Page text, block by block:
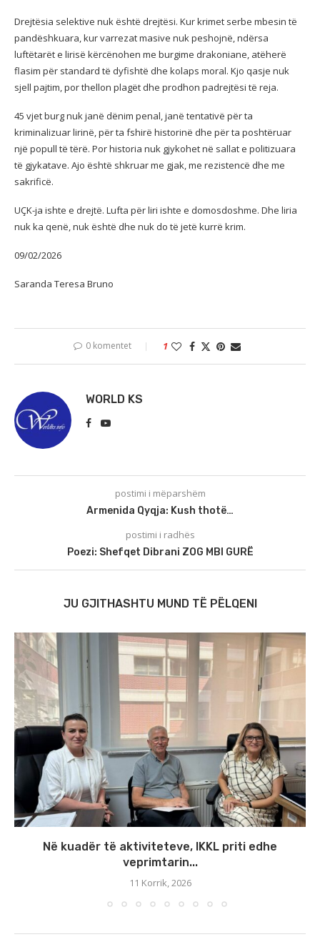
Drejtësia selektive nuk është drejtësi. Kur krimet serbe mbesin të
pandëshkuara, kur varrezat masive nuk peshojnë, ndërsa
luftëtarët e lirisë kërcënohen me burgime drakoniane, atëherë
flasim për standard të dyfishtë dhe kolaps moral. Kjo qasje nuk
sjell pajtim, por thellon plagët dhe prodhon padrejtësi të reja.
45 vjet burg nuk janë dënim penal, janë tentativë për ta
kriminalizuar lirinë, për ta fshirë historinë dhe për ta poshtëruar
një popull të tërë. Por historia nuk gjykohet në sallat e politizuara
të gjykatave. Ajo është shkruar me gjak, me rezistencë dhe me
sakrificë.
UÇK-ja ishte e drejtë. Lufta për liri ishte e domosdoshme. Dhe liria
nuk ka qenë, nuk është dhe nuk do të jetë kurrë krim.
09/02/2026
Saranda Teresa Bruno
0 komentet 1
WORLD KS
postimi i mëparshëm
Armenida Qyqja: Kush thotë…
postimi i radhës
Poezi: Shefqet Dibrani ZOG MBI GURË
JU GJITHASHTU MUND TË PËLQENI
Në kuadër të aktiviteteve, IKKL priti edhe
veprimtarin...
11 Korrik, 2026